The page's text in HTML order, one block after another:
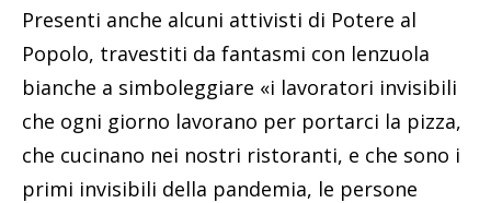
Presenti anche alcuni attivisti di Potere al
Popolo, travestiti da fantasmi con lenzuola
bianche a simboleggiare «i lavoratori invisibili
che ogni giorno lavorano per portarci la pizza,
che cucinano nei nostri ristoranti, e che sono i
primi invisibili della pandemia, le persone